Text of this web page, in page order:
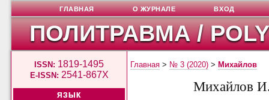
ПОЛИТРАВМА /
ISSN: 1819-1495
E-ISSN: 2541-867X
ЯЗЫК
ГЛАВНАЯ О ЖУРНАЛЕ ВХОД
Главная > № 3 (2020) > Михайлов
Михайлов